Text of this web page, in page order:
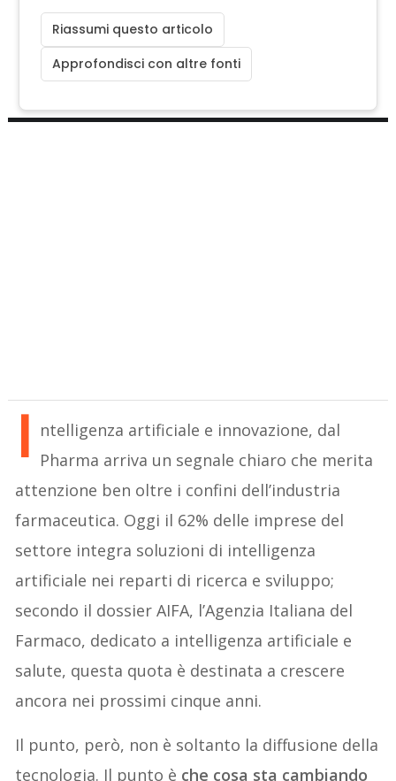
Riassumi questo articolo
Approfondisci con altre fonti
I ntelligenza artificiale e innovazione, dal
Pharma arriva un segnale chiaro che merita
attenzione ben oltre i confini dell’industria
farmaceutica. Oggi il 62% delle imprese del
settore integra soluzioni di intelligenza
artificiale nei reparti di ricerca e sviluppo;
secondo il dossier AIFA, l’Agenzia Italiana del
Farmaco, dedicato a intelligenza artificiale e
salute, questa quota è destinata a crescere
ancora nei prossimi cinque anni.
Il punto, però, non è soltanto la diffusione della
tecnologia. Il punto è che cosa sta cambiando